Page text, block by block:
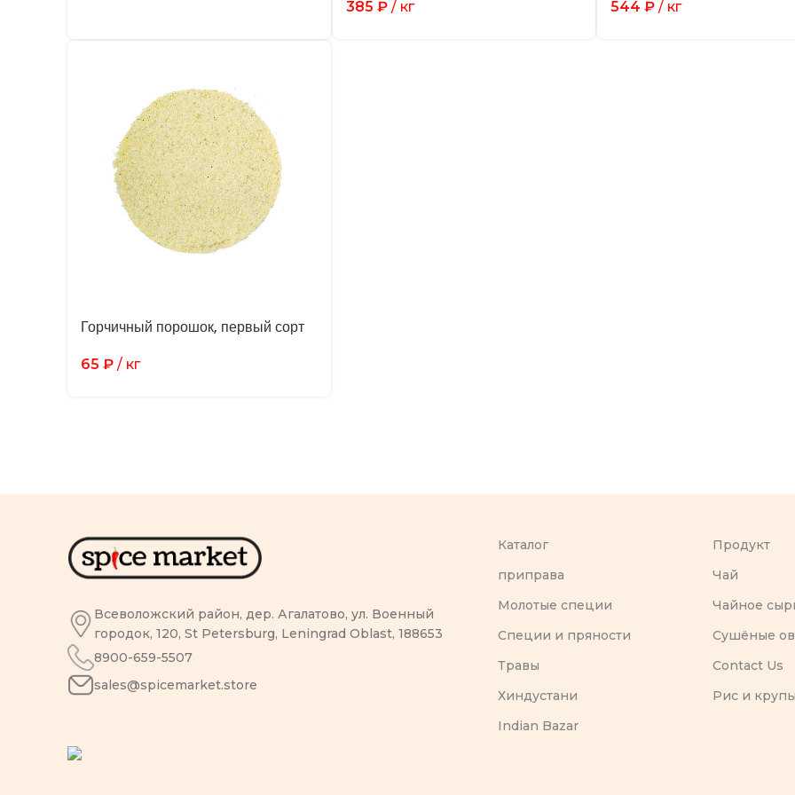
385 ₽/ кг 544 ₽ / кг
Горчичный порошок, первый сорт
65 ₽ / кг
Всеволожский район, дер. Агалатово, ул. Военный
городок, 120, St Petersburg, Leningrad Oblast, 188653
8900-659-5507
sales@spicemarket.store
Каталог
приправа
Молотые специи
Специи и пряности
Травы
Хиндустани
Indian Bazar
Продукт
Чай
Чайное
Сушёные
Contact Us
Рис и крупы